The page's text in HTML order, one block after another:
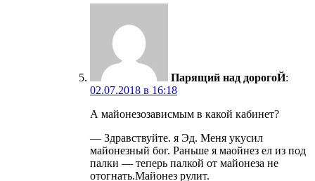
Парящий над дорогоЙ:
02.07.2018 в 16:18
А майонезозависмым в какой кабинет?
— Здравствуйте. я Эд. Меня укусил
майонезный бог. Раньше я маойнез ел из под
палки — теперь палкой от майонеза не
отогнать.Майонез рулит.